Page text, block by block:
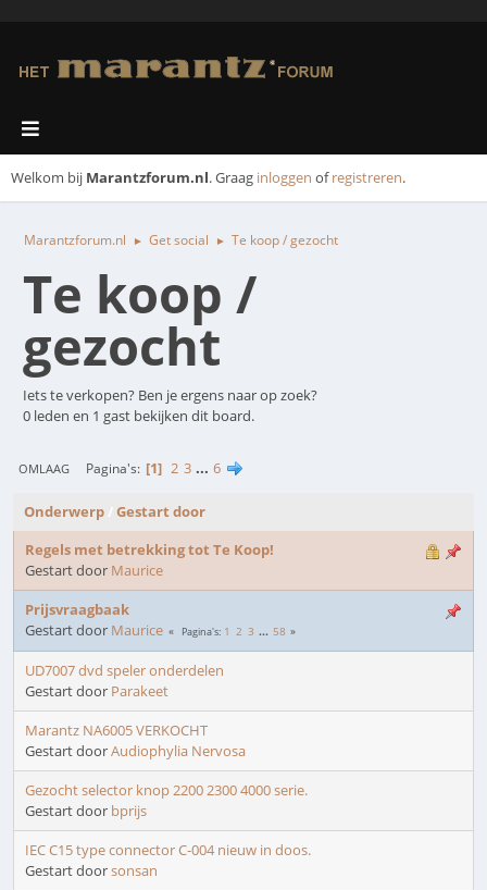
Welkom bij Marantzforum.nl. Graag inloggen ofregistreren.
Marantzforum.nl ► Get social ► Te koop / gezocht
Te koop /
gezocht
Iets te verkopen? Ben je ergens naar op zoek?
0 leden en 1 gast bekijken dit board.
OMLAAG Pagina's 1 2 3 ... 6
Onderwerp
Gestart door
Regels met betrekking tot Te Koop!
Gestart door Maurice
Prijsvraagbaak
Gestart door Maurice Pagina's 1 2 3 ... 58
UD7007 dvd speler onderdelen
Gestart door Parakeet
Marantz NA6005 VERKOCHT
Gestart doorAudiophylia Nervosa
Gezocht selector knop 2200 2300 4000 serie.
Gestart door bprijs
IEC C15 type connector C-004 nieuw in doos.
Gestart doorsonsan